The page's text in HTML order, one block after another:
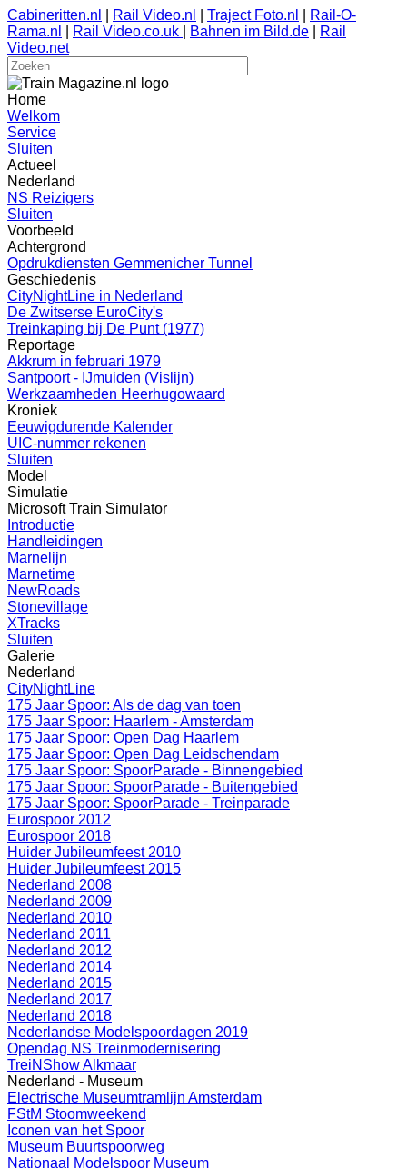
Cabineritten.nl Rail Video.nl Traject Foto.nl
Rail-O-
Rama.nl
Rail Video.co.uk Bahnen im Bild.de
Rail
Video.net
Home
Welkom
Service
Sluiten
Actueel
Nederland
NS Reizigers
Sluiten
Voorbeeld
Achtergrond
Opdrukdiensten Gemmenicher Tunnel
Geschiedenis
CityNightLine in Nederland
De Zwitserse EuroCity's
Treinkaping bij De Punt (1977)
Reportage
Akkrum in februari 1979
Santpoort - IJmuiden (Vislijn)
Werkzaamheden Heerhugowaard
Kroniek
Eeuwigdurende Kalender
UIC-nummer rekenen
Sluiten
Model
Simulatie
Microsoft Train Simulator
Introductie
Handleidingen
Marnelijn
Marnetime
NewRoads
Stonevillage
XTracks
Sluiten
Galerie
Nederland
CityNightLine
175 Jaar Spoor: Als de dag van toen
175 Jaar Spoor: Haarlem - Amsterdam
175 Jaar Spoor: Open Dag Haarlem
175 Jaar Spoor: Open Dag Leidschendam
175 Jaar Spoor: SpoorParade - Binnengebied
175 Jaar Spoor: SpoorParade - Buitengebied
175 Jaar Spoor: SpoorParade - Treinparade
Eurospoor 2012
Eurospoor 2018
Huider Jubileumfeest 2010
Huider Jubileumfeest 2015
Nederland 2008
Nederland 2009
Nederland 2010
Nederland 2011
Nederland 2012
Nederland 2014
Nederland 2015
Nederland 2017
Nederland 2018
Nederlandse Modelspoordagen 2019
Opendag NS Treinmodernisering
TreiNShow Alkmaar
Nederland - Museum
Electrische Museumtramlijn Amsterdam
FStM Stoomweekend
Iconen van het Spoor
Museum Buurtspoorweg
Nationaal Modelspoor Museum